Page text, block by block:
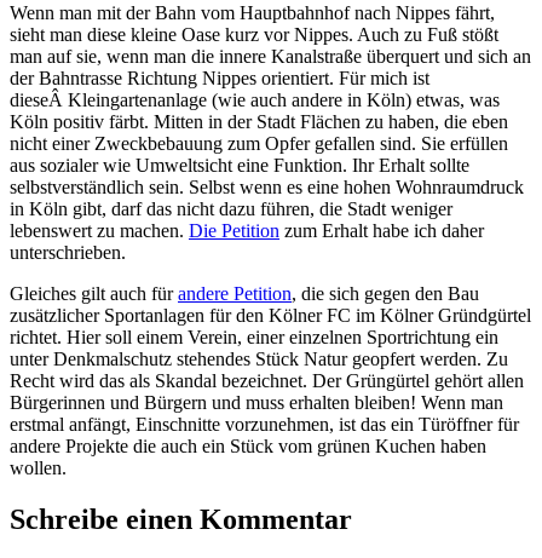
Wenn man mit der Bahn vom Hauptbahnhof nach Nippes fährt,
sieht man diese kleine Oase kurz vor Nippes. Auch zu Fuß stößt
man auf sie, wenn man die innere Kanalstraße überquert und sich an
der Bahntrasse Richtung Nippes orientiert. Für mich ist
dieseÂ Kleingartenanlage (wie auch andere in Köln) etwas, was
Köln positiv färbt. Mitten in der Stadt Flächen zu haben, die eben
nicht einer Zweckbebauung zum Opfer gefallen sind. Sie erfüllen
aus sozialer wie Umweltsicht eine Funktion. Ihr Erhalt sollte
selbstverständlich sein. Selbst wenn es eine hohen Wohnraumdruck
in Köln gibt, darf das nicht dazu führen, die Stadt weniger
lebenswert zu machen. Die Petition zum Erhalt habe ich daher
unterschrieben.
Gleiches gilt auch fürandere Petition, die sich gegen den Bau
zusätzlicher Sportanlagen für den Kölner FC im Kölner Gründgürtel
richtet. Hier soll einem Verein, einer einzelnen Sportrichtung ein
unter Denkmalschutz stehendes Stück Natur geopfert werden. Zu
Recht wird das als Skandal bezeichnet. Der Grüngürtel gehört allen
Bürgerinnen und Bürgern und muss erhalten bleiben! Wenn man
erstmal anfängt, Einschnitte vorzunehmen, ist das ein Türöffner für
andere Projekte die auch ein Stück vom grünen Kuchen haben
wollen.
Schreibe einen Kommentar